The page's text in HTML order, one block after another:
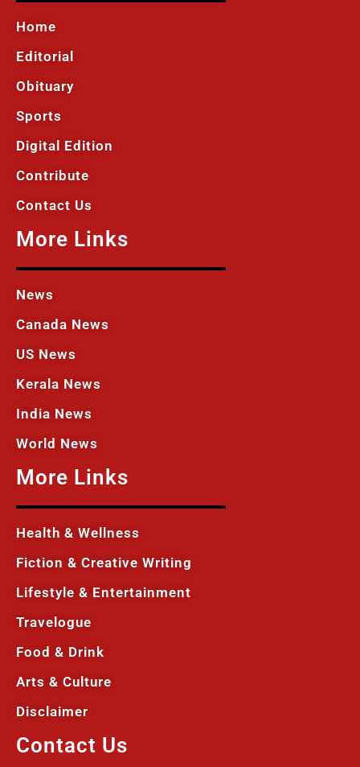
Home
Editorial
Obituary
Sports
Digital Edition
Contribute
Contact Us
More Links
News
Canada News
US News
Kerala News
India News
World News
More Links
Health & Wellness
Fiction & Creative Writing
Lifestyle & Entertainment
Travelogue
Food & Drink
Arts & Culture
Disclaimer
Contact Us